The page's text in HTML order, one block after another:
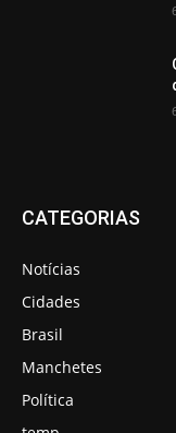
CATEGORIAS
Notícias
Cidades
Brasil
Manchetes
Política